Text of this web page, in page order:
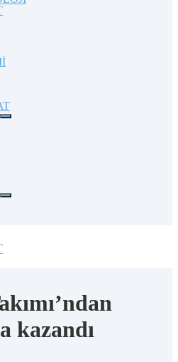
kazandı